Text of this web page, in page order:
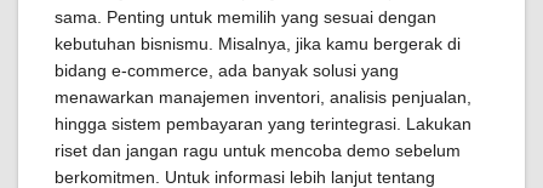
sama. Penting untuk memilih yang sesuai dengan
kebutuhan bisnismu. Misalnya, jika kamu bergerak di
bidang e-commerce, ada banyak solusi yang
menawarkan manajemen inventori, analisis penjualan,
hingga sistem pembayaran yang terintegrasi. Lakukan
riset dan jangan ragu untuk mencoba demo sebelum
berkomitmen. Untuk informasi lebih lanjut tentang